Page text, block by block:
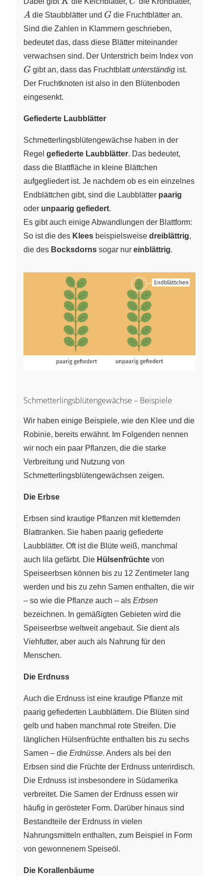
A die Staubblätter und G
G die Fruchtblätter an.
Sind die Zahlen in Klammern geschrieben,
bedeutet das, dass diese Blätter miteinander
verwachsen sind. Der Unterstrich beim Index von
G gibt an, dass das Fruchtblattunterständig ist.
Der Fruchtknoten ist also in den Blütenboden
eingesenkt.
Gefiederte Laubblätter
Schmetterlingsblütengewächse haben in der
Regel gefiederte Laubblätter. Das bedeutet,
dass die Blattfläche in kleine Blättchen
aufgegliedert ist. Je nachdem ob es ein einzelnes
Endblättchen gibt, sind die Laubblätter paarig
oder unpaarig gefiedert.
Es gibt auch einige Abwandlungen der Blattform:
So ist die des Klees beispielsweise dreiblättrig,
die des Bocksdorns sogar nur einblättrig.
Schmetterlingsblütengewächse – Beispiele
Wir haben einige Beispiele, wie den Klee und die
Robinie, bereits erwähnt. Im Folgenden nennen
wir noch ein paar Pflanzen, die die starke
Verbreitung und Nutzung von
Schmetterlingsblütengewächsen zeigen.
Die Erbse
Erbsen sind krautige Pflanzen mit kletternden
Blattranken. Sie haben paarig gefiederte
Laubblätter. Oft ist die Blüte weiß, manchmal
auch lila gefärbt. Die Hülsenfrüchte von
Speiseerbsen können bis zu 12 Zentimeter lang
werden und bis zu zehn Samen enthalten, die wir
– so wie die Pflanze auch – als Erbsen
bezeichnen. In gemäßigten Gebieten wird die
Speiseerbse weltweit angebaut. Sie dient als
Viehfutter, aber auch als Nahrung für den
Menschen.
Die Erdnuss
Auch die Erdnuss ist eine krautige Pflanze mit
paarig gefiederten Laubblättern. Die Blüten sind
gelb und haben manchmal rote Streifen. Die
länglichen Hülsenfrüchte enthalten bis zu sechs
Samen – die Erdnüsse. Anders als bei den
Erbsen sind die Früchte der Erdnuss unterirdisch.
Die Erdnuss ist insbesondere in Südamerika
verbreitet. Die Samen der Erdnuss essen wir
häufig in gerösteter Form. Darüber hinaus sind
Bestandteile der Erdnuss in vielen
Nahrungsmitteln enthalten, zum Beispiel in Form
von gewonnenem Speiseöl.
Die Korallenbäume